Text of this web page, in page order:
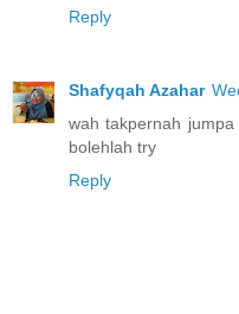
Reply
Shafyqah Azahar
wah takpernah
bolehlah try
Reply